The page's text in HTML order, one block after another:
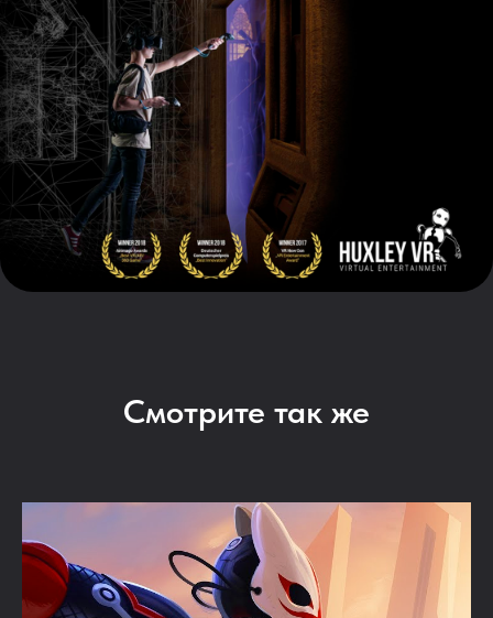
Смотрите так же